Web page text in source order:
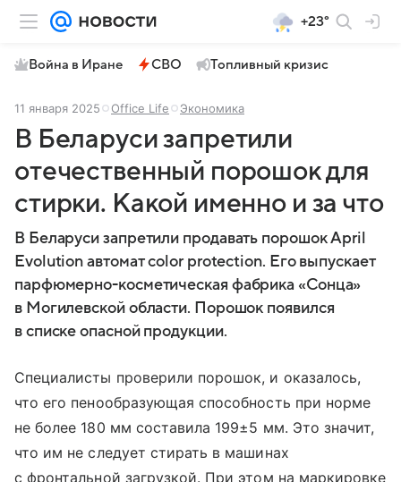
+23°
Война в Иране СВО Топливный кризис
11 января 2025 Office Life Экономика
В Беларуси запретили
отечественный порошок для
стирки. Какой именно и за что
В Беларуси запретили продавать порошок April
Evolution автомат color protection. Его выпускает
парфюмерно-косметическая фабрика «Сонца»
в Могилевской области. Порошок появился
в списке опасной продукции.
Специалисты проверили порошок, и оказалось,
что его пенообразующая способность при норме
не более 180 мм составила 199±5 мм. Это значит,
что им не следует стирать в машинах
с фронтальной загрузкой. При этом на маркировке